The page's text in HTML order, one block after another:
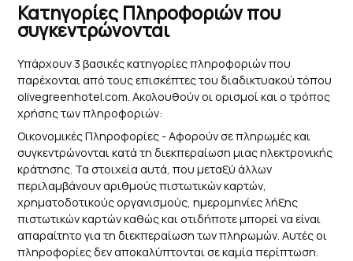
Κατηγορίες Πληροφοριών που
συγκεντρώνονται
Υπάρχουν 3 βασικές κατηγορίες πληροφοριών που
παρέχονται από τους επισκέπτες του διαδικτυακού τόπου
olivegreenhotel.com. Ακολουθούν οι ορισμοί και ο τρόπος
χρήσης των πληροφοριών:
Οικονομικές Πληροφορίες - Αφορούν σε πληρωμές και
συγκεντρώνονται κατά τη διεκπεραίωση μιας ηλεκτρονικής
κράτησης. Τα στοιχεία αυτά, που μεταξύ άλλων
περιλαμβάνουν αριθμούς πιστωτικών καρτών,
χρηματοδοτικούς οργανισμούς, ημερομηνίες λήξης
πιστωτικών καρτών καθώς και οτιδήποτε μπορεί να είναι
απαραίτητο για τη διεκπεραίωση των πληρωμών. Αυτές οι
πληροφορίες δεν αποκαλύπτονται σε καμία περίπτωση.